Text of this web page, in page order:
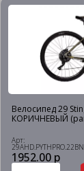
Велосипед 29
КОРИЧНЕВЫЙ
Арт:
1952.00 р